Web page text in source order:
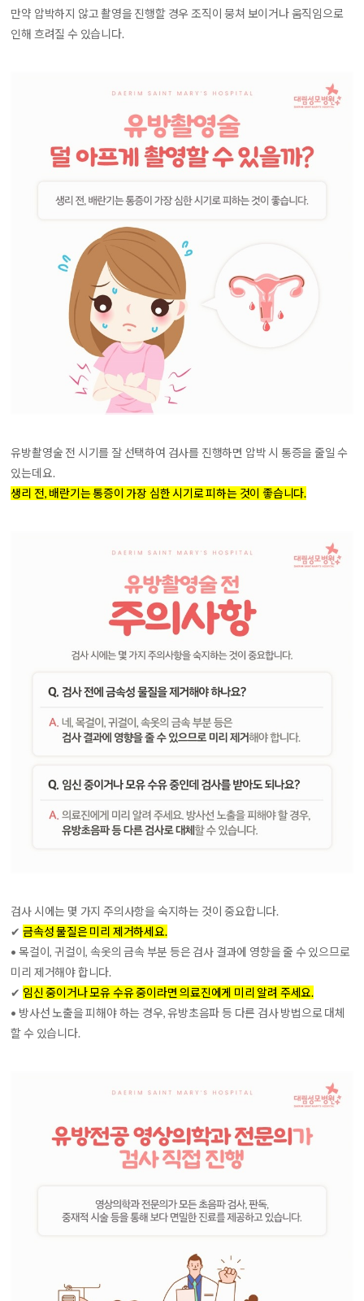
만약 압박하지 않고 촬영을 진행할 경우 조직이 뭉쳐 보이거나 움직임으로
인해 흐려질 수 있습니다.
유방촬영술 전 시기를 잘 선택하여 검사를 진행하면 압박 시 통증을 줄일 수
있는데요.
생리 전, 배란기는 통증이 가장 심한 시기로 피하는 것이 좋습니다.
검사 시에는 몇 가지 주의사항을 숙지하는 것이 중요합니다.
✔금속성 물질은 미리 제거하세요.
• 목걸이, 귀걸이, 속옷의 금속 부분 등은 검사 결과에 영향을 줄 수 있으므로
미리 제거해야 합니다.
✔ 임신 중이거나 모유 수유 중이라면 의료진에게 미리 알려 주세요.
• 방사선 노출을 피해야 하는 경우, 유방초음파 등 다른 검사 방법으로 대체
할 수 있습니다.